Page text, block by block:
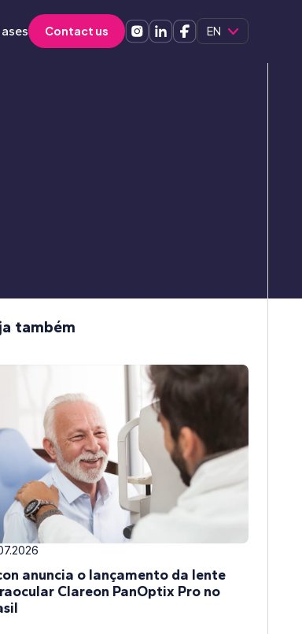
Contact us EN
também
anuncia o lançamento da lente
Clareon PanOptix Pro no